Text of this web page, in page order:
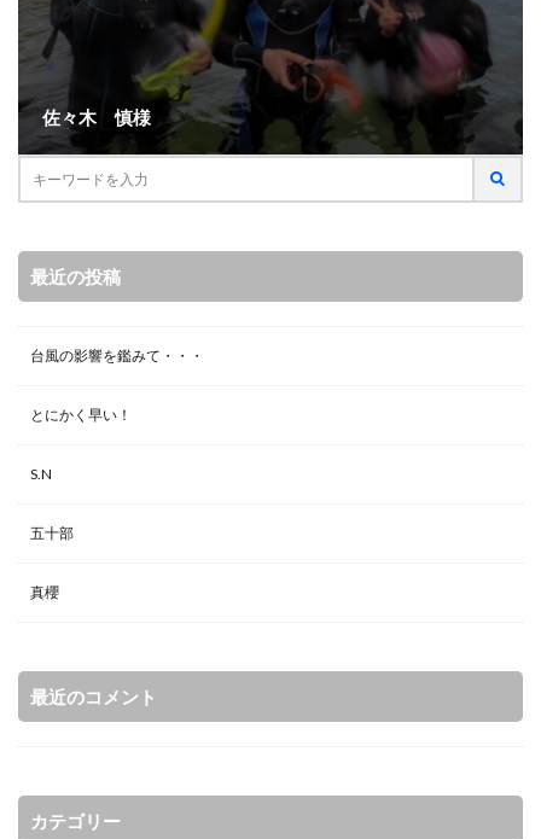
佐々木 慎様
最近の投稿
台風の影響を鑑みて・・・
とにかく早い！
S.N
五十部
真櫻
最近のコメント
カテゴリー